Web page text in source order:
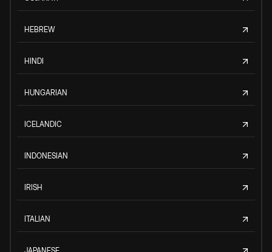
HEBREW
HINDI
HUNGARIAN
ICELANDIC
INDONESIAN
IRISH
ITALIAN